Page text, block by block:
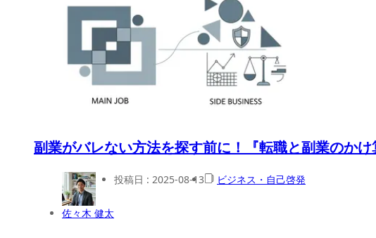
副業がバレない方法を探す前に！『転職と副業のか
佐々木 健太
投稿日 : 2025-08-13 ビジネス・自己啓発